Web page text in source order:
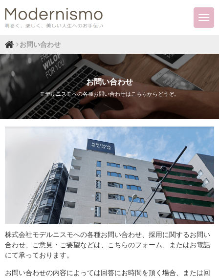
お問い合わせ
お問い合わせ
モデルニスモへの各種お問い合わせはこちらからどうぞ。
株式会社モデルニスモへの各種お問い合わせ、採用に関するお問い
合わせ、ご意見・ご要望などは、こちらのフォーム、またはお電話
にて承っております。
お問い合わせの内容によっては回答にお時間を頂く場合、または回